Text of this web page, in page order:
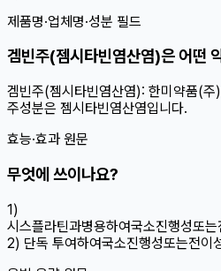
제품명·업체명·성분 필드
겜빈주(젬시타빈염산염)은 어떤
겜빈주(젬시타빈염산염): 한미약품(주
주성분은 젬시타빈염산염입니다.
효능·효과 원문
무엇에 쓰이나요?
1)
시스플라틴과병용하여국소진행성또
2) 단독 투여하여국소진행성또는전이